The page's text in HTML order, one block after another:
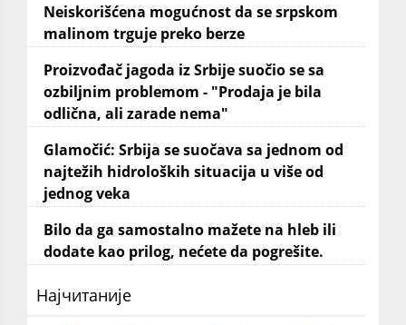
Neiskorišćena mogućnost da se srpskom
malinom trguje preko berze
Proizvođač jagoda iz Srbije suočio se sa
ozbiljnim problemom - "Prodaja je bila
odlična, ali zarade nema"
Glamočić: Srbija se suočava sa jednom od
najtežih hidroloških situacija u više od
jednog veka
Bilo da ga samostalno mažete na hleb ili
dodate kao prilog, nećete da pogrešite.
Најчитаније